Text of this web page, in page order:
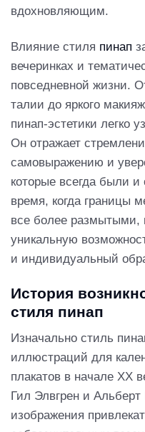
вдохновляющим.
Влияние стиля пинап
вечеринках и
повседневной жизни.
талии до яркого
пинап-эстетики легко
Он отражает
самовыражению и
которые всегда были
время, когда границы
все более размытыми,
уникальную
и индивидуальный
История
стиля пинап
Изначально стиль
иллюстраций для
плакатов в начале XX
Гил Элвгрен и
изображения